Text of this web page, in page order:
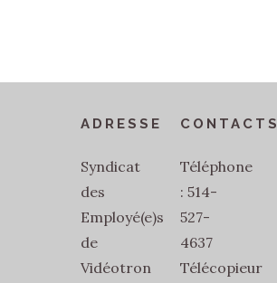
ADRESSE
Syndicat
des
Employé(e)s
de
Vidéotron
CONTACTS
Téléphone
: 514-
527-
4637
Télécopieur